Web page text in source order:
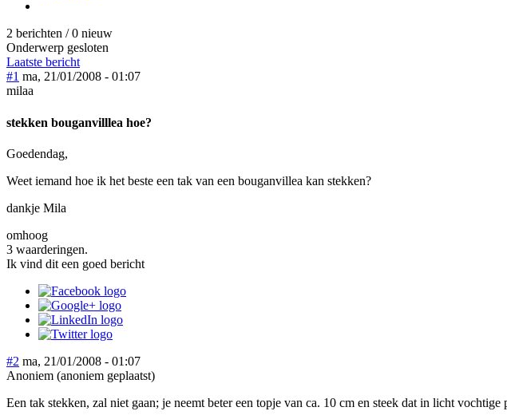
2 berichten / 0 nieuw
Onderwerp gesloten
Laatste bericht
#1 ma, 21/01/2008 - 01:07
milaa
stekken bouganvilllea hoe?
Goedendag,
Weet iemand hoe ik het beste een tak van een bouganvillea kan stekken?
dankje Mila
omhoog
3 waarderingen.
Ik vind dit een goed bericht
#2 ma, 21/01/2008 - 01:07
Anoniem (anoniem geplaatst)
Een tak stekken, zal niet gaan; je neemt beter een topje van ca. 10 cm en steek dat in licht